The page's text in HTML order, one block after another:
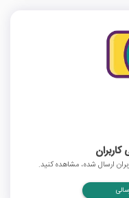
ارسال شده، مشاهده کنید.